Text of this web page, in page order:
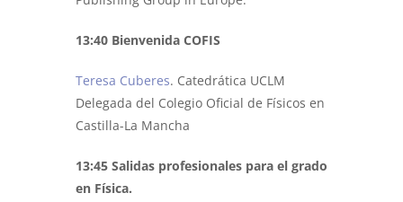
13:40 Bienvenida COFIS
Teresa Cuberes. Catedrática UCLM
Delegada del Colegio Oficial de Físicos en
Castilla-La Mancha
13:45 Salidas profesionales para el grado
en Física.